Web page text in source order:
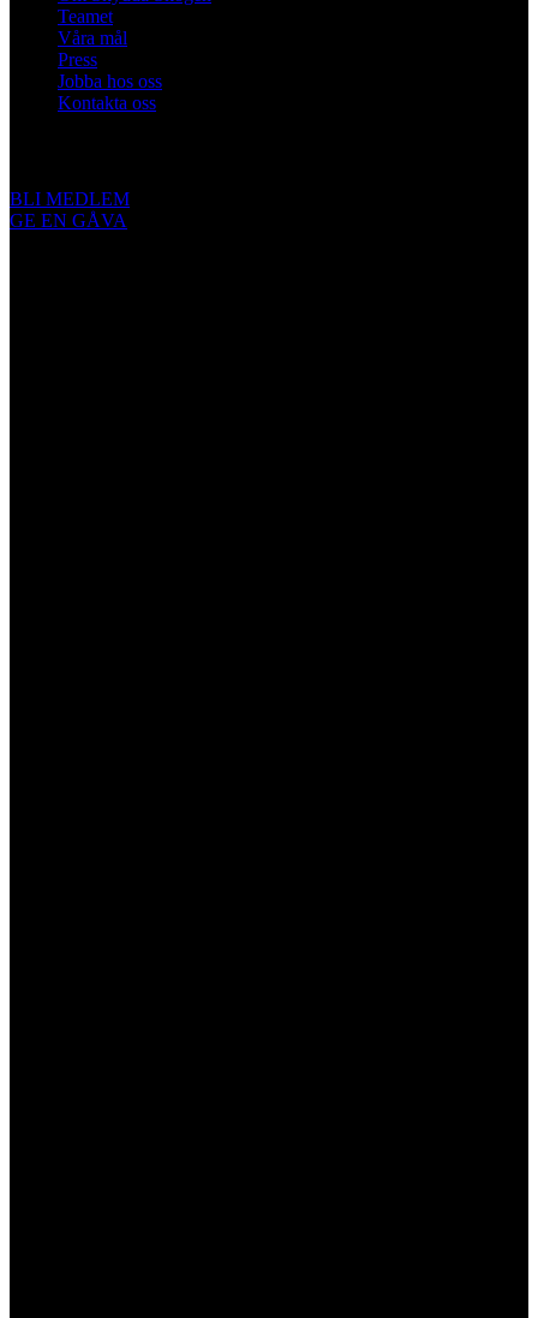
Teamet
Våra mål
Press
Jobba hos oss
Kontakta oss
BLI MEDLEM
GE EN GÅVA